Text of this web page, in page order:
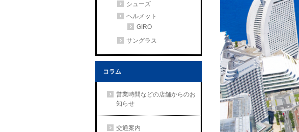
シューズ
ヘルメット
GIRO
サングラス
コラム
営業時間などの店舗からのお
知らせ
交通案内